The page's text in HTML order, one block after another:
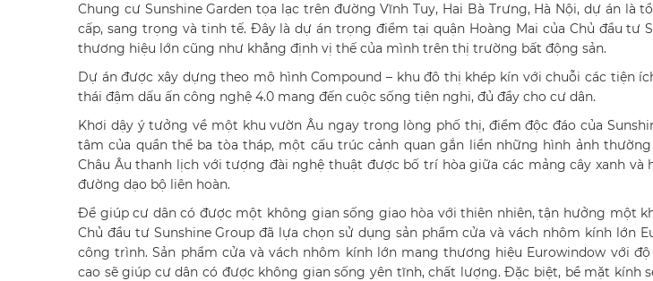
Chung cư Sunshine Garden tọa lạc trên đường Vĩnh Tuy, Hai Bà Trưng, Hà Nội, dự án là
cấp, sang trọng và tinh tế. Đây là dự án trọng điểm tại quận Hoàng Mai của Chủ đầu tư
thương hiệu lớn cũng như khẳng định vị thế của mình trên thị trường bất động sản.
Dự án được xây dựng theo mô hình Compound – khu đô thị khép kín với chuỗi các tiện
thái đậm dấu ấn công nghệ 4.0 mang đến cuộc sống tiện nghi, đủ đầy cho cư dân.
Khơi dậy ý tưởng về một khu vườn Âu ngay trong lòng phố thị, điểm độc đáo của
tâm của quần thể ba tòa tháp, một cấu trúc cảnh quan gắn liền những hình ảnh
Châu Âu thanh lịch với tượng đài nghệ thuật được bố trí hòa giữa các mảng cây xanh và
đường dạo bộ liên hoàn.
Để giúp cư dân có được một không gian sống giao hòa với thiên nhiên, tận hưởng một
Chủ đầu tư Sunshine Group đã lựa chọn sử dụng sản phẩm cửa và vách nhôm kính lớn
công trình. Sản phẩm cửa và vách nhôm kính lớn mang thương hiệu Eurowindow với độ
cao sẽ giúp cư dân có được không gian sống yên tĩnh, chất lượng. Đặc biệt, bề mặt kính